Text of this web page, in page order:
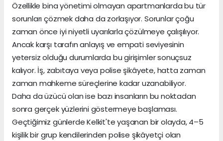
Özellikle bina yönetimi olmayan apartmanlarda bu tür
sorunları çözmek daha da zorlaşıyor. Sorunlar çoğu
zaman önce iyi niyetli uyarılarla çözülmeye çalışılıyor.
Ancak karşı tarafın anlayış ve empati seviyesinin
yetersiz olduğu durumlarda bu girişimler sonuçsuz
kalıyor. İş, zabıtaya veya polise şikâyete, hatta zaman
zaman mahkeme süreçlerine kadar uzanabiliyor.
Daha da üzücü olan ise bazı insanların bu noktadan
sonra gerçek yüzlerini göstermeye başlaması.
Geçtiğimiz günlerde Kelkit'te yaşanan bir olayda, 4–5
kişilik bir grup kendilerinden polise şikâyetçi olan